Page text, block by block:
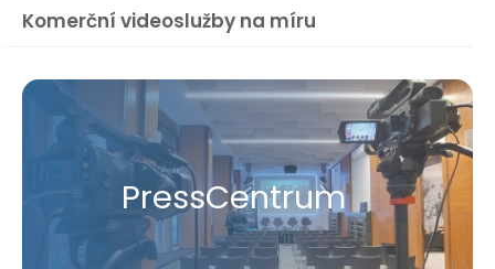
Komerční videoslužby na míru
Press​Centrum